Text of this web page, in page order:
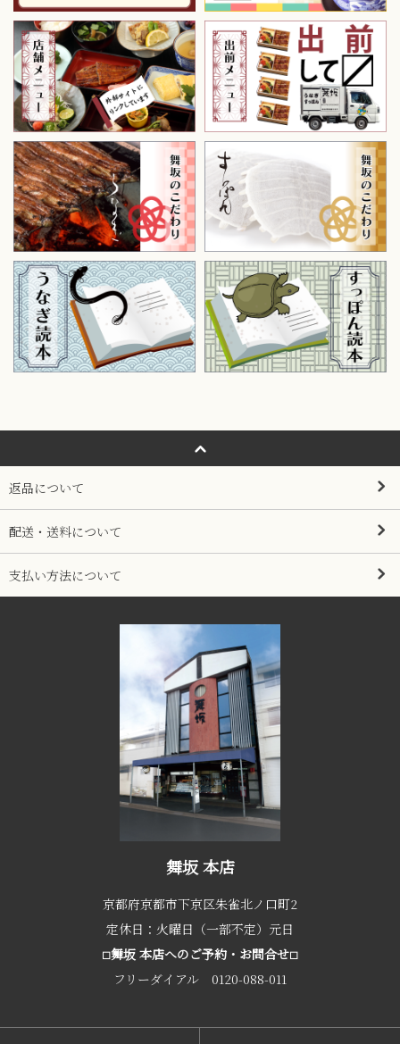
返品について
配送・送料について
支払い方法について
舞坂 本店
京都府京都市下京区朱雀北ノ口町2
定休日：火曜日（一部不定）元日
□舞坂 本店へのご予約・お問合せ□
フリーダイアル 0120-088-011